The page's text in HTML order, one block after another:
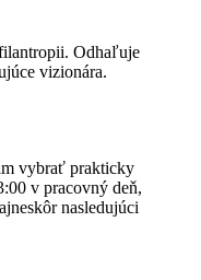
Odhaľuje
vizionára.
vybrať prakticky
v pracovný deň,
nasledujúci